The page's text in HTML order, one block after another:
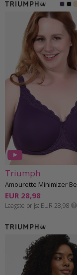
Triumph
EUR 28,98
Laagste prijs EUR 28,98